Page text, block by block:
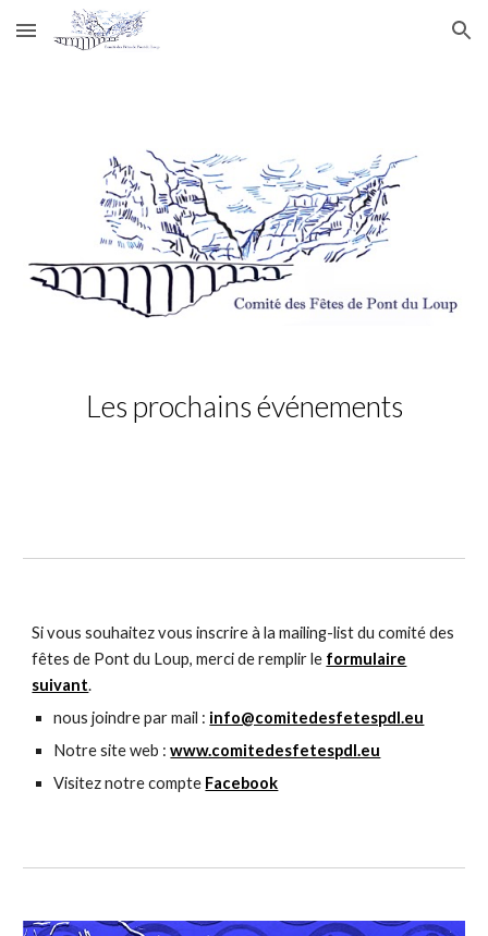
Skip to main content Skip to navigation
Les prochains événements
Si vous souhaitez vous inscrire à la mailing-list du comité des
fêtes de Pont du Loup, merci de remplir le formulaire
suivant.
nous joindre par mail : info@comitedesfetespdl.eu
Notre site web :www.comitedesfetespdl.eu
Visitez notre compte Facebook